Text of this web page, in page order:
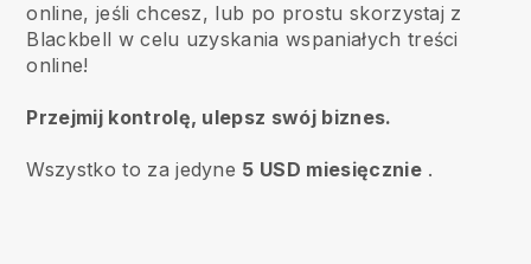
online, jeśli chcesz, lub po prostu skorzystaj z
Blackbell w celu uzyskania wspaniałych treści
online!
Przejmij kontrolę, ulepsz swój biznes.
Wszystko to za jedyne 5 USD miesięcznie.